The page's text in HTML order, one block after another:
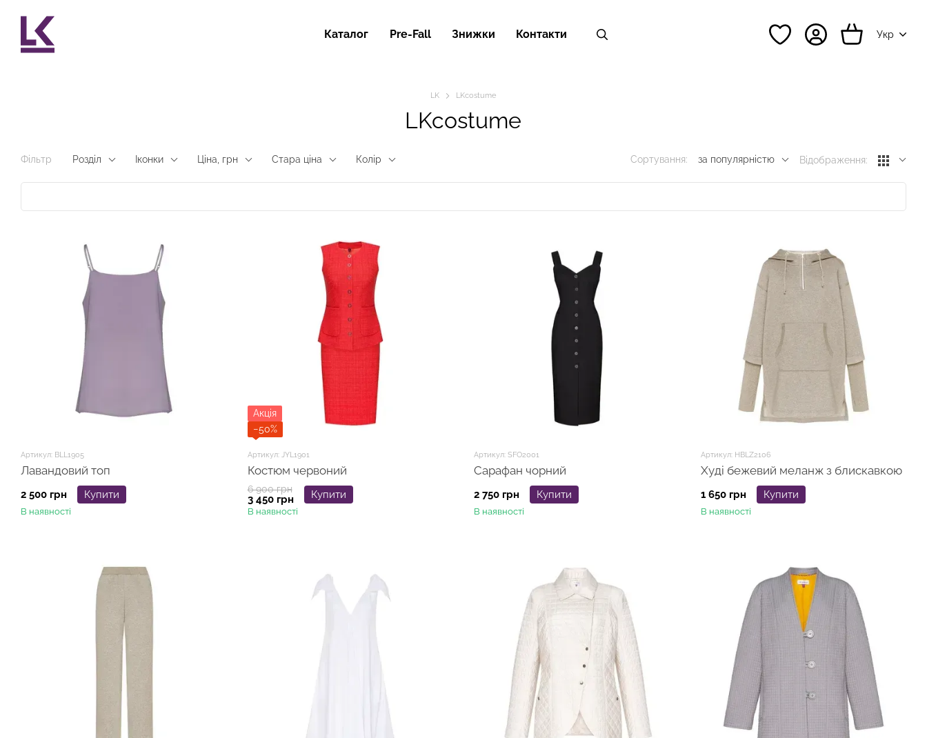
Каталог Pre-Fall Знижки Контакти Укр
LK LKcostume
LKcostume
Фільтр Розділ Іконки Ціна, грн Стара ціна Колір Сортування: за популярністю Відображення:
Артикул: BLL1905
Лавандовий топ
2 500 грн Купити
В наявності
Акція
−50%
Артикул: JYL1901
Костюм червоний
6 900 грн
3 450 грн Купити
В наявності
Артикул: SFO2001
Сарафан чорний
2 750 грн Купити
В наявності
Артикул: HBLZ2106
Худі бежевий меланж з блискавкою
1 650 грн Купити
В наявності